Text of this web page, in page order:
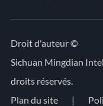
Droit d'auteur ©
Sichuan Mingdian
droits réservés.
Plan du site
|